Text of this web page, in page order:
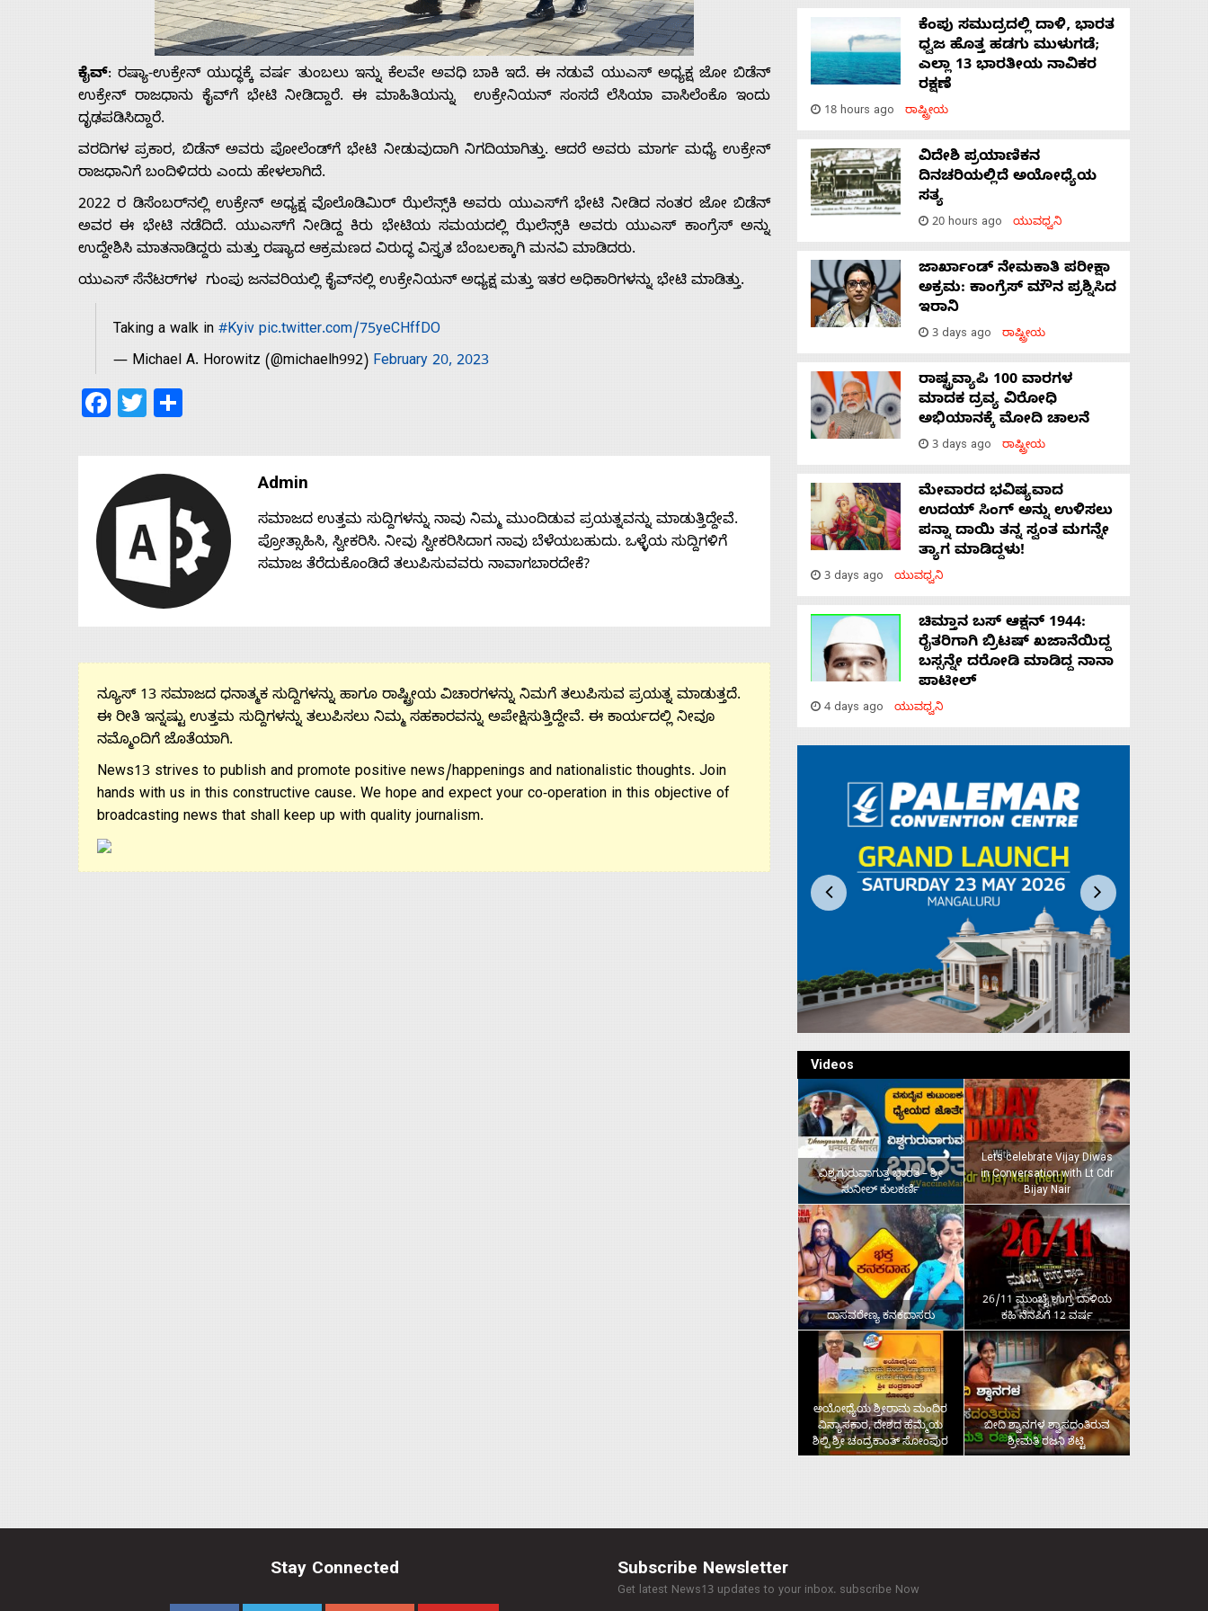
Advertise
Contact
ಕೈವ್: ರಷ್ಯಾ-ಉಕ್ರೇನ್ ಯುದ್ಧಕ್ಕೆ ವರ್ಷ ತುಂಬಲು ಇನ್ನು ಕೆಲವೇ ಅವಧಿ ಬಾಕಿ ಇದೆ. ಈ ನಡುವೆ ಯುಎಸ್ ಅಧ್ಯಕ್ಷ ಜೋ ಬಿಡೆನ್
ಉಕ್ರೇನ್‌ ರಾಜಧಾನು ಕೈವ್‌ಗೆ ಭೇಟಿ ನೀಡಿದ್ದಾರೆ. ಈ ಮಾಹಿತಿಯನ್ನು ಉಕ್ರೇನಿಯನ್ ಸಂಸದೆ ಲೆಸಿಯಾ ವಾಸಿಲೆಂಕೊ ಇಂದು
ದೃಢಪಡಿಸಿದ್ದಾರೆ.
ವರದಿಗಳ ಪ್ರಕಾರ, ಬಿಡೆನ್ ಅವರು ಪೋಲೆಂಡ್‌ಗೆ ಭೇಟಿ ನೀಡುವುದಾಗಿ ನಿಗದಿಯಾಗಿತ್ತು. ಆದರೆ ಅವರು ಮಾರ್ಗ ಮಧ್ಯೆ ಉಕ್ರೇನ್
ರಾಜಧಾನಿಗೆ ಬಂದಿಳಿದರು ಎಂದು ಹೇಳಲಾಗಿದೆ.
2022 ರ ಡಿಸೆಂಬರ್‌ನಲ್ಲಿ ಉಕ್ರೇನ್ ಅಧ್ಯಕ್ಷ ವೊಲೊಡಿಮಿರ್ ಝೆಲೆನ್ಸ್‌ಕಿ ಅವರು ಯುಎಸ್‌ಗೆ ಭೇಟಿ ನೀಡಿದ ನಂತರ ಜೋ ಬಿಡೆನ್
ಅವರ ಈ ಭೇಟಿ ನಡೆದಿದೆ. ಯುಎಸ್‌ಗೆ ನೀಡಿದ್ದ ಕಿರು ಭೇಟಿಯ ಸಮಯದಲ್ಲಿ ಝೆಲೆನ್ಸ್‌ಕಿ ಅವರು ಯುಎಸ್ ಕಾಂಗ್ರೆಸ್ ಅನ್ನು
ಉದ್ದೇಶಿಸಿ ಮಾತನಾಡಿದ್ದರು ಮತ್ತು ರಷ್ಯಾದ ಆಕ್ರಮಣದ ವಿರುದ್ಧ ವಿಸ್ತೃತ ಬೆಂಬಲಕ್ಕಾಗಿ ಮನವಿ ಮಾಡಿದರು.
ಯುಎಸ್ ಸೆನೆಟರ್‌ಗಳ ಗುಂಪು ಜನವರಿಯಲ್ಲಿ ಕೈವ್‌ನಲ್ಲಿ ಉಕ್ರೇನಿಯನ್ ಅಧ್ಯಕ್ಷ ಮತ್ತು ಇತರ ಅಧಿಕಾರಿಗಳನ್ನು ಭೇಟಿ ಮಾಡಿತ್ತು.
Taking a walk in#Kyiv pic.twitter.com/75yeCHffDO
— Michael A. Horowitz (@michaelh992) February 20, 2023
Facebook
Twitter
Admin
ಸಮಾಜದ ಉತ್ತಮ ಸುದ್ದಿಗಳನ್ನು ನಾವು ನಿಮ್ಮ ಮುಂದಿಡುವ ಪ್ರಯತ್ನವನ್ನು ಮಾಡುತ್ತಿದ್ದೇವೆ.
ಪ್ರೋತ್ಸಾಹಿಸಿ, ಸ್ವೀಕರಿಸಿ. ನೀವು ಸ್ವೀಕರಿಸಿದಾಗ ನಾವು ಬೆಳೆಯಬಹುದು. ಒಳ್ಳೆಯ ಸುದ್ದಿಗಳಿಗೆ
ಸಮಾಜ ತೆರೆದುಕೊಂಡಿದೆ ತಲುಪಿಸುವವರು ನಾವಾಗಬಾರದೇಕೆ?
ನ್ಯೂಸ್ 13 ಸಮಾಜದ ಧನಾತ್ಮಕ ಸುದ್ದಿಗಳನ್ನು ಹಾಗೂ ರಾಷ್ಟ್ರೀಯ ವಿಚಾರಗಳನ್ನು ನಿಮಗೆ ತಲುಪಿಸುವ ಪ್ರಯತ್ನ ಮಾಡುತ್ತದೆ.
ಈ ರೀತಿ ಇನ್ನಷ್ಟು ಉತ್ತಮ ಸುದ್ದಿಗಳನ್ನು ತಲುಪಿಸಲು ನಿಮ್ಮ ಸಹಕಾರವನ್ನು ಅಪೇಕ್ಷಿಸುತ್ತಿದ್ದೇವೆ. ಈ ಕಾರ್ಯದಲ್ಲಿ ನೀವೂ
ನಮ್ಮೊಂದಿಗೆ ಜೊತೆಯಾಗಿ.
News13 strives to publish and promote positive news/happenings and nationalistic thoughts. Join
hands with us in this constructive cause. We hope and expect your co-operation in this objective of
broadcasting news that shall keep up with quality journalism.
ಕೆಂಪು ಸಮುದ್ರದಲ್ಲಿ ದಾಳಿ, ಭಾರತ
ಧ್ವಜ ಹೊತ್ತ ಹಡಗು ಮುಳುಗಡೆ;
ಎಲ್ಲಾ 13 ಭಾರತೀಯ ನಾವಿಕರ
ರಕ್ಷಣೆ
18 hours ago ರಾಷ್ಟ್ರೀಯ
ವಿದೇಶಿ ಪ್ರಯಾಣಿಕನ
ದಿನಚರಿಯಲ್ಲಿದೆ ಅಯೋಧ್ಯೆಯ
ಸತ್ಯ
20 hours ago ಯುವಧ್ವನಿ
ಜಾರ್ಖಾಂಡ್‌ ನೇಮಕಾತಿ ಪರೀಕ್ಷಾ
ಅಕ್ರಮ: ಕಾಂಗ್ರೆಸ್‌ ಮೌನ ಪ್ರಶ್ನಿಸಿದ
ಇರಾನಿ
3 days ago ರಾಷ್ಟ್ರೀಯ
ರಾಷ್ಟ್ರವ್ಯಾಪಿ 100 ವಾರಗಳ
ಮಾದಕ ದ್ರವ್ಯ ವಿರೋಧಿ
ಅಭಿಯಾನಕ್ಕೆ ಮೋದಿ ಚಾಲನೆ
3 days ago ರಾಷ್ಟ್ರೀಯ
ಮೇವಾರದ ಭವಿಷ್ಯವಾದ
ಉದಯ್ ಸಿಂಗ್ ಅನ್ನು ಉಳಿಸಲು
ಪನ್ನಾ ದಾಯಿ ತನ್ನ ಸ್ವಂತ ಮಗನ್ನೇ
ತ್ಯಾಗ ಮಾಡಿದ್ದಳು!
3 days ago ಯುವಧ್ವನಿ
ಚಿಮ್ತಾನ ಬಸ್ ಆಕ್ಷನ್ 1944:
ರೈತರಿಗಾಗಿ ಬ್ರಿಟಷ್‌ ಖಜಾನೆಯಿದ್ದ
ಬಸ್ಸನ್ನೇ ದರೋಡಿ ಮಾಡಿದ್ದ ನಾನಾ
ಪಾಟೀಲ್
4 days ago ಯುವಧ್ವನಿ
Videos
ವಿಶ್ವಗುರುವಾಗುತ್ತ ಭಾರತ – ಶ್ರೀ
ಸುನೀಲ್‌ ಕುಲಕರ್ಣಿ
Lets celebrate Vijay Diwas
in Conversation with Lt Cdr
Bijay Nair
ದಾಸವರೇಣ್ಯ ಕನಕದಾಸರು
26/11 ಮುಂಬೈ ಉಗ್ರ ದಾಳಿಯ
ಕಹಿ ನೆನಪಿಗೆ 12 ವರ್ಷ
ಅಯೋಧ್ಯೆಯ ಶ್ರೀರಾಮ ಮಂದಿರ
ವಿನ್ಯಾಸಕಾರ, ದೇಶದ ಹೆಮ್ಮೆಯ
ಶಿಲ್ಪಿ ಶ್ರೀ ಚಂದ್ರಕಾಂತ್‌ ಸೋಂಪುರ
ಬೀದಿ ಶ್ವಾನಗಳ ಶ್ವಾಸದಂತಿರುವ
ಶ್ರೀಮತಿ ರಜನಿ ಶೆಟ್ಟಿ
Stay Connected Subscribe Newsletter
Get latest News13 updates to your inbox. subscribe Now